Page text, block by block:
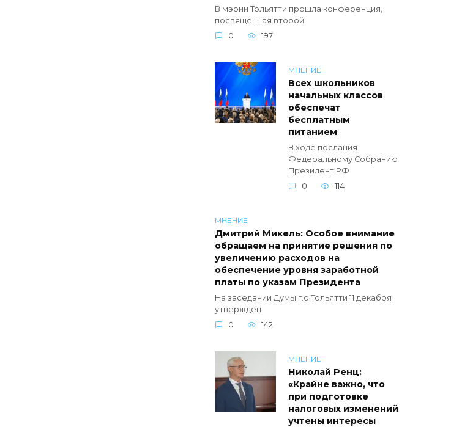
В мэрии Тольятти прошла конференция,
посвященная второй
0
197
МНЕНИЕ
Всех школьников
начальных классов
обеспечат
бесплатным
питанием
В ходе послания
Федеральному Собранию
Президент РФ
0
114
МНЕНИЕ
Дмитрий Микель: Особое внимание
обращаем на принятие решения по
увеличению расходов на
обеспечение уровня заработной
платы по указам Президента
На заседании Думы г.о.Тольятти 11 декабря
утвержден
0
142
МНЕНИЕ
Николай Ренц:
«Крайне важно, что
при подготовке
налоговых изменений
учтены интересы